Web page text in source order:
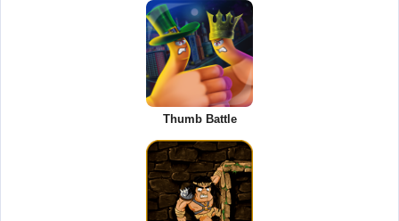
Thumb Battle